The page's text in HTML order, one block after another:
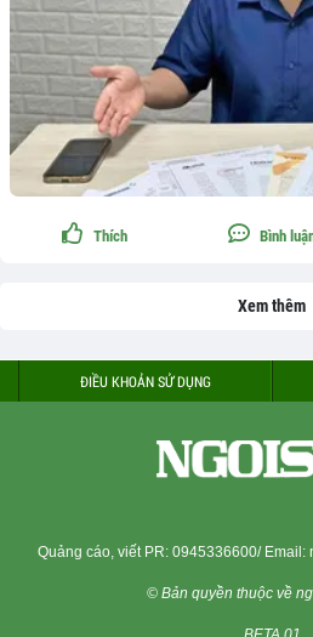
Thích Bình
Xem thêm
ĐIỀU KHOẢN SỬ DỤNG
Quảng cáo, viết PR: 0945336600/ Email:
© Bản quyền thuộc về